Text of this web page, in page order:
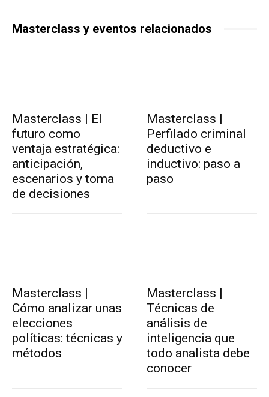
Masterclass y eventos relacionados
Masterclass | El
futuro como
ventaja estratégica:
anticipación,
escenarios y toma
de decisiones
Masterclass |
Perfilado criminal
deductivo e
inductivo: paso a
paso
Masterclass |
Cómo analizar unas
elecciones
políticas: técnicas y
métodos
Masterclass |
Técnicas de
análisis de
inteligencia que
todo analista debe
conocer